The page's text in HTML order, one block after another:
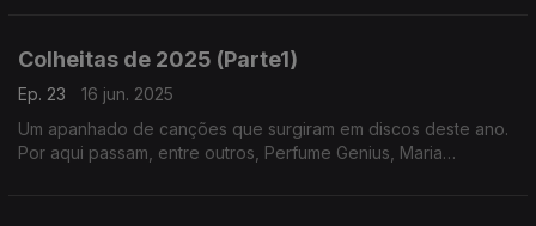
Colheitas de 2025 (Parte1)
Ep. 23
16 jun. 2025
Um apanhado de canções que surgiram em discos deste ano.
Por aqui passam, entre outros, Perfume Genius, Maria